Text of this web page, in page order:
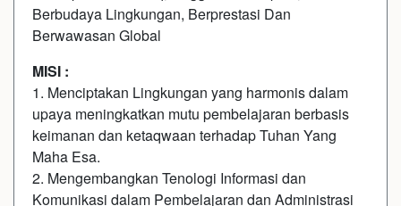
Berbudaya Lingkungan, Berprestasi Dan
Berwawasan Global
MISI :
1. Menciptakan Lingkungan yang harmonis dalam
upaya meningkatkan mutu pembelajaran berbasis
keimanan dan ketaqwaan terhadap Tuhan Yang
Maha Esa.
2. Mengembangkan Tenologi Informasi dan
Komunikasi dalam Pembelajaran dan Administrasi